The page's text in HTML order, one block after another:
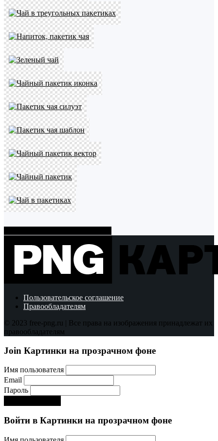
Пользовательское соглашение
Правообладателям
© 2023 free-png.ru | Все права на изображения принадлежат их
правообладателям
Join Картинки на прозрачном фоне
Имя пользователя
Email
Пароль
Войти в Картинки на прозрачном фоне